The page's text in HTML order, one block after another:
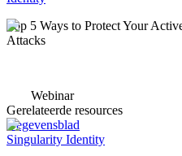
Top 5 Ways to Protect Your
Attacks
Webinar
Gerelateerde resources
Gegevensblad
Singularity Identity